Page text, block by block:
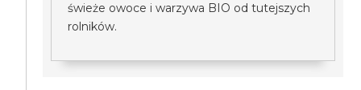
świeże owoce i warzywa BIO od tutejszych
rolników.